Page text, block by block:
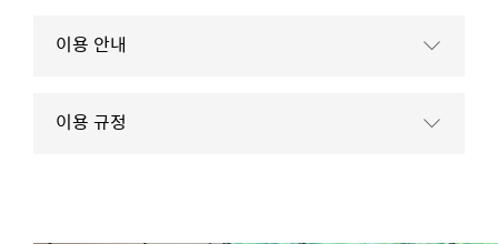
이용 안내
이용 규정